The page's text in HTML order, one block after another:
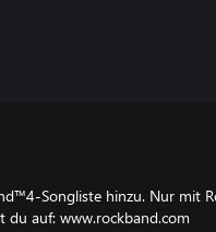
Songliste hinzu. Nur mit
du auf: www.rockband.com